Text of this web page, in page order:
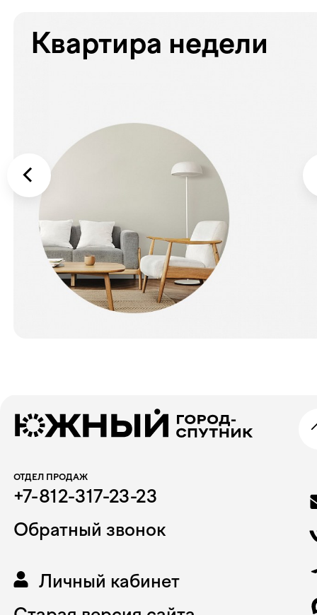
Квартира недели
ОТДЕЛ ПРОДАЖ
+7-812-317-23-23
Обратный звонок
Личный кабинет